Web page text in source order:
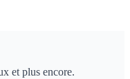
et plus encore.